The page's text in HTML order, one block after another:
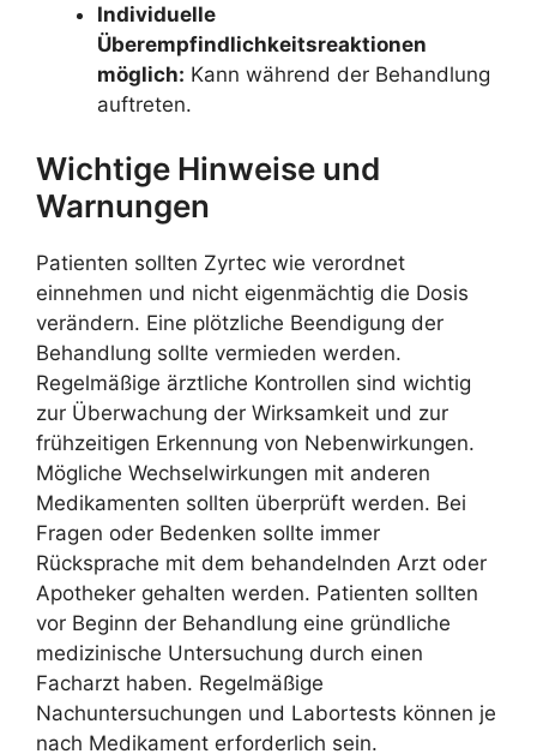
Individuelle
Überempfindlichkeitsreaktionen
möglich: Kann während der Behandlung
auftreten.
Wichtige Hinweise und
Warnungen
Patienten sollten Zyrtec wie verordnet
einnehmen und nicht eigenmächtig die Dosis
verändern. Eine plötzliche Beendigung der
Behandlung sollte vermieden werden.
Regelmäßige ärztliche Kontrollen sind wichtig
zur Überwachung der Wirksamkeit und zur
frühzeitigen Erkennung von Nebenwirkungen.
Mögliche Wechselwirkungen mit anderen
Medikamenten sollten überprüft werden. Bei
Fragen oder Bedenken sollte immer
Rücksprache mit dem behandelnden Arzt oder
Apotheker gehalten werden. Patienten sollten
vor Beginn der Behandlung eine gründliche
medizinische Untersuchung durch einen
Facharzt haben. Regelmäßige
Nachuntersuchungen und Labortests können je
nach Medikament erforderlich sein.